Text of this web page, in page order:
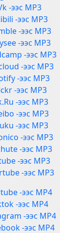
-ээс MP3
-ээс MP3
-ээс MP3
-ээс MP3
-ээс MP3
-ээс MP3
-ээс MP3
-ээс MP3
-ээс MP3
-ээс MP3
-ээс MP3
-ээс MP3
-ээс MP3
-ээс MP3
-ээс MP3
-ээс MP4
-ээс MP4
-ээс MP4
-ээс MP4